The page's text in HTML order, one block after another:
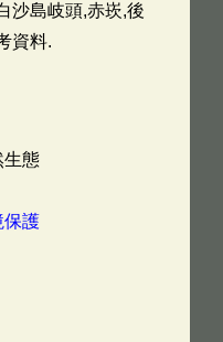
沙島岐頭,赤崁,後
資料.
生態
保護